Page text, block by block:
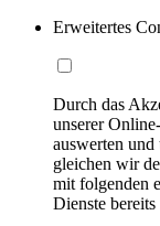
Erweitertes
Durch das
unserer
auswerten und
gleichen wir
mit folgenden
Dienste bereits